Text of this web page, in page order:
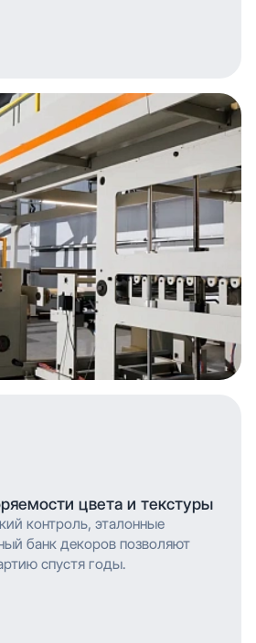
цвета и текстуры
контроль, эталонные
банк декоров позволяют
спустя годы.